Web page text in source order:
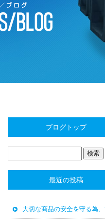
ブログトップ
最近の投稿